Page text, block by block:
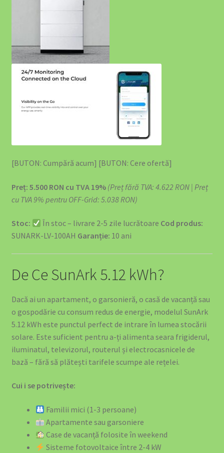
Acumulator Solar SunArk 16.08 kWh (314Ah) – Top de Gamă
Acumulatori Solari SunArk LiFePO4 – Energie Curată,
Stocată Inteligent
Articles
Backup Power – Niciodată Fără Curent
Cablu Type 2 pentru Încărcarea Mașinii Electrice – Ghid
Cart
Cel mai bun Kit Curățare Auto 2025 – Ghid Complet de
Alegere
Confort și Organizare
Contact us
Echipamente Siguranță Incendiu România – Protecție
Completă EV și Casă
[BUTON: Cumpără acum] [BUTON: Cere ofertă]
Preț: 5.500 RON cu TVA 19% (Preț fără TVA: 4.622 RON | Preț
cu TVA 9% pentru OFF-Grid: 5.038 RON)
Stoc: În stoc – livrare 2-5 zile lucrătoare Cod produs:
SUNARK-LV-100AH Garanție: 10 ani
De Ce SunArk 5.12 kWh?
Dacă ai un apartament, o garsonieră, o casă de vacanță sau
o gospodărie cu consum redus de energie, modelul SunArk
5.12 kWh este punctul perfect de intrare în lumea stocării
solare. Este suficient pentru a-ți alimenta seara frigiderul,
iluminatul, televizorul, routerul și electrocasnicele de
bază – fără să plătești tarifele scumpe ale rețelei.
Cui i se potrivește:
Familii mici (1-3 persoane)
Apartamente sau garsoniere
Case de vacanță folosite în weekend
Sisteme fotovoltaice între 2-4 kW